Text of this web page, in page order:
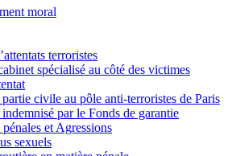
moral
terroristes
spécialisé au côté des victimes
civile au pôle anti-terroristes de Paris
par le Fonds de garantie
et Agressions
sexuels